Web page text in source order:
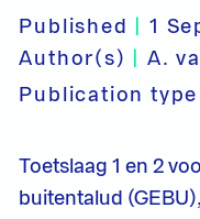
Published
1
Author(s)
A.
Publication type
Toetslaag 1 en 2
buitentalud